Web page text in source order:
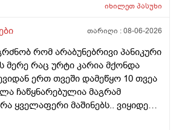
იხილეთპასუხი
თარიღი :08-06-2026
რომ არაბუნებრივი პანიკური
მერე რაც ურტი კარია მქონდა
ერთ თვეში დამეწყო 10 თვეა
ჩაწყნარებულია მაგრამ
ყველაფერი მაშინებს.. ვიყიდე